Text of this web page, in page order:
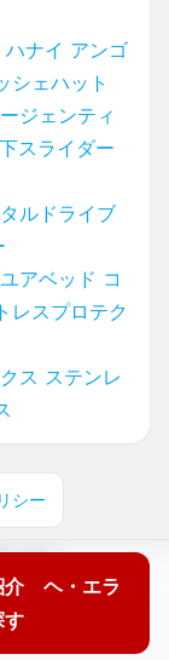
ナイ アンゴ
シェハット
ジェンティ
スライダー
ルドライブ
アベッド コ
レスプロテク
ス ステンレ
介 ヘ・エラ
す
シー
ます！